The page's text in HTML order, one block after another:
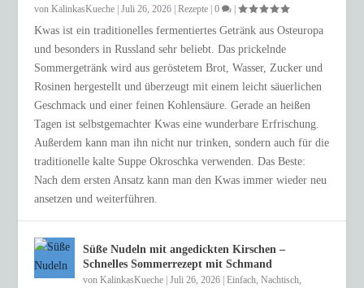
vonKalinkasKueche |Juli 26, 2026 |Rezepte |0 |
Kwas ist ein traditionelles fermentiertes Getränk aus Osteuropa
und besonders in Russland sehr beliebt. Das prickelnde
Sommergetränk wird aus geröstetem Brot, Wasser, Zucker und
Rosinen hergestellt und überzeugt mit einem leicht säuerlichen
Geschmack und einer feinen Kohlensäure. Gerade an heißen
Tagen ist selbstgemachter Kwas eine wunderbare Erfrischung.
Außerdem kann man ihn nicht nur trinken, sondern auch für die
traditionelle kalte Suppe Okroschka verwenden. Das Beste:
Nach dem ersten Ansatz kann man den Kwas immer wieder neu
ansetzen und weiterführen.
Süße Nudeln mit angedickten Kirschen –
Schnelles Sommerrezept mit Schmand
vonKalinkasKueche |Juli 26, 2026 |Einfach,Nachtisch,